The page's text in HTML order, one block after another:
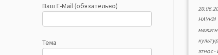
Ваш E-Mail (обязательно)
Тема
НАУКИ
этнос-